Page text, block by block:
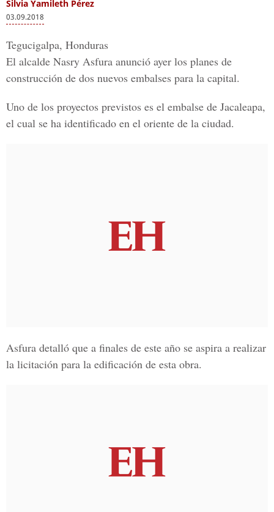
Silvia Yamileth Pérez
03.09.2018
Tegucigalpa, Honduras
El alcalde Nasry Asfura anunció ayer los planes de
construcción de dos nuevos embalses para la capital.
Uno de los proyectos previstos es el embalse de Jacaleapa,
el cual se ha identificado en el oriente de la ciudad.
Asfura detalló que a finales de este año se aspira a realizar
la licitación para la edificación de esta obra.